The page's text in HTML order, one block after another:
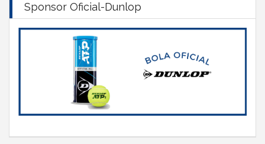
Sponsor Oficial-Dunlop